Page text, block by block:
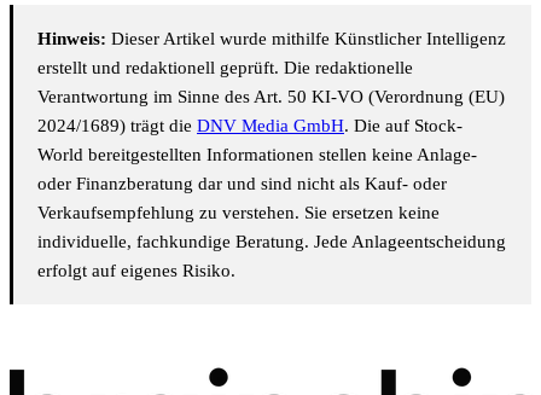
Hinweis: Dieser Artikel wurde mithilfe Künstlicher Intelligenz
erstellt und redaktionell geprüft. Die redaktionelle
Verantwortung im Sinne des Art. 50 KI-VO (Verordnung (EU)
2024/1689) trägt die DNV Media GmbH. Die auf Stock-
World bereitgestellten Informationen stellen keine Anlage-
oder Finanzberatung dar und sind nicht als Kauf- oder
Verkaufsempfehlung zu verstehen. Sie ersetzen keine
individuelle, fachkundige Beratung. Jede Anlageentscheidung
erfolgt auf eigenes Risiko.